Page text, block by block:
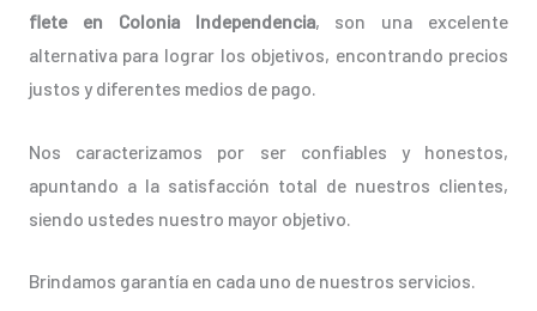
flete en Colonia Independencia, son una excelente
alternativa para lograr los objetivos, encontrando precios
justos y diferentes medios de pago.
Nos caracterizamos por ser confiables y honestos,
apuntando a la satisfacción total de nuestros clientes,
siendo ustedes nuestro mayor objetivo.
Brindamos garantía en cada uno de nuestros servicios.